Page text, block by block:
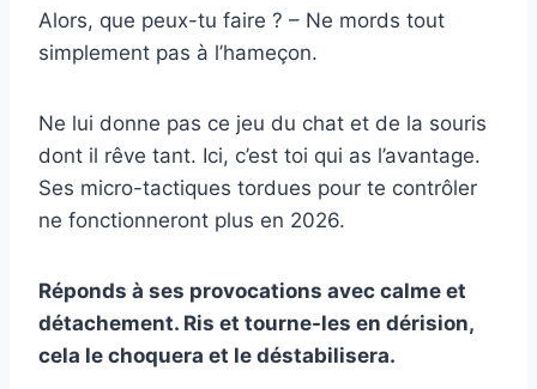
Alors, que peux-tu faire ? – Ne mords tout
simplement pas à l’hameçon.
Ne lui donne pas ce jeu du chat et de la souris
dont il rêve tant. Ici, c’est toi qui as l’avantage.
Ses micro-tactiques tordues pour te contrôler
ne fonctionneront plus en 2026.
Réponds à ses provocations avec calme et
détachement. Ris et tourne-les en dérision,
cela le choquera et le déstabilisera.